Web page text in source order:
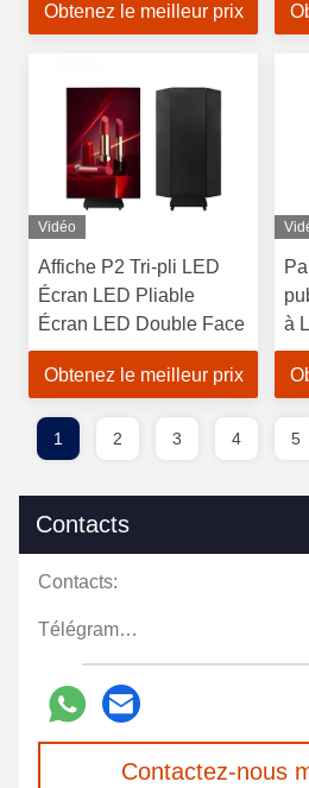
Obtenez le meilleur prix
Vidéo
Affiche P2 Tri-pli LED
Écran LED Pliable
Écran LED Double Face
Obtenez le meilleur prix
à
1 2 3 4 5
Contacts
Contacts:
Télégramme:
Contactez-nous